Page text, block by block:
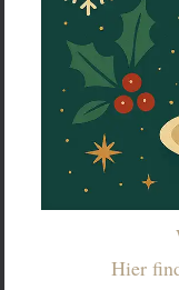
Hier